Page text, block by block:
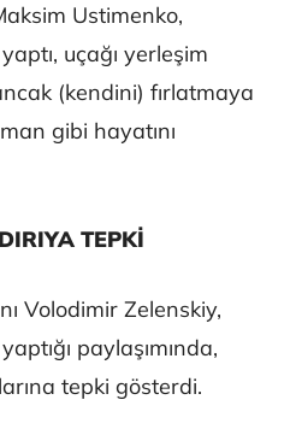
Ustimenko,
uçağı yerleşim
(kendini) fırlatmaya
gibi hayatını
TEPKİ
Volodimir Zelenskiy,
paylaşımında,
tepki gösterdi.